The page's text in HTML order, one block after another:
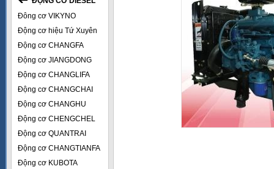
Đông cơ VIKYNO
Động cơ hiệu Tứ Xuyên
Động cơ CHANGFA
Động cơ JIANGDONG
Động cơ CHANGLIFA
Động cơ CHANGCHAI
Động cơ CHANGHU
Động cơ CHENGCHEL
Động cơ QUANTRAI
Động cơ CHANGTIANFA
Động cơ KUBOTA